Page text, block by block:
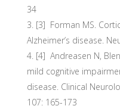
34
[3] Forman MS.
Alzheimer’s disease.
[4] Andreasen N,
mild cognitive
disease. Clinical
107: 165-173